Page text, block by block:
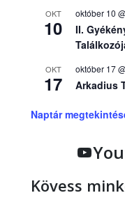
OKT
10
október 10
II.
OKT
17
október 17
Arkadius
Naptár
Kövess